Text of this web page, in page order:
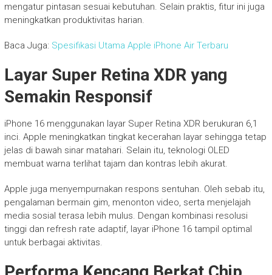
mengatur pintasan sesuai kebutuhan. Selain praktis, fitur ini juga
meningkatkan produktivitas harian.
Baca Juga: Spesifikasi Utama Apple iPhone Air Terbaru
Layar Super Retina XDR yang
Semakin Responsif
iPhone 16 menggunakan layar Super Retina XDR berukuran 6,1
inci. Apple meningkatkan tingkat kecerahan layar sehingga tetap
jelas di bawah sinar matahari. Selain itu, teknologi OLED
membuat warna terlihat tajam dan kontras lebih akurat.
Apple juga menyempurnakan respons sentuhan. Oleh sebab itu,
pengalaman bermain gim, menonton video, serta menjelajah
media sosial terasa lebih mulus. Dengan kombinasi resolusi
tinggi dan refresh rate adaptif, layar iPhone 16 tampil optimal
untuk berbagai aktivitas.